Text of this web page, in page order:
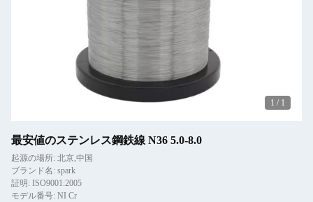
1 / 1
最安値のステンレス鋼鉄線 N36 5.0-8.0
起源の場所: 北京,中国
ブランド名: spark
証明: ISO9001:2005
モデル番号: NI Cr